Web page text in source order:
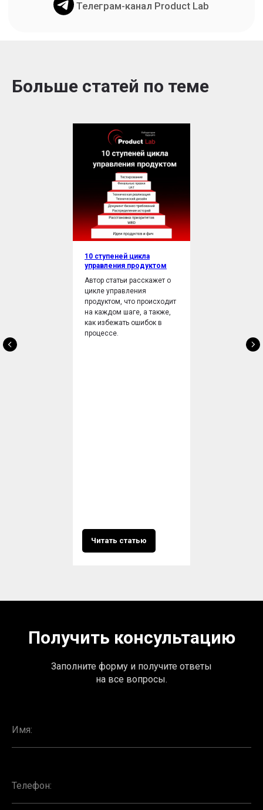
Больше статей по теме
10 ступеней цикла
управления продуктом
Автор статьи расскажет о
цикле управления
продуктом, что происходит
на каждом шаге, а также,
как избежать ошибок в
процессе.
Читать статью
Получить консультацию
Заполните форму и получите ответы
на все вопросы.